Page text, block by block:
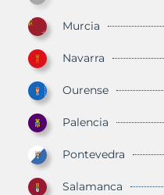
Murcia
Navarra
Ourense
Palencia
Pontevedra
Salamanca